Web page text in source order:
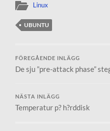
Linux
UBUNTU
FÖREGÅENDE INLÄGG
De sju ”pre-attack phase”
NÄSTA INLÄGG
Temperatur p? h?rddisk